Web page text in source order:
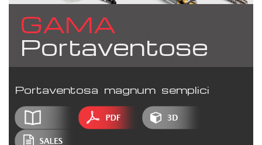
GAMA
Portaventose
Portaventosa magnum semplici